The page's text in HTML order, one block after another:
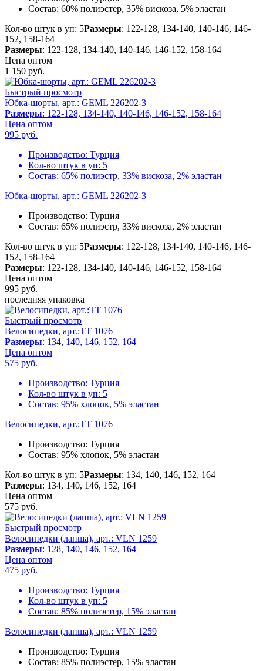
Состав: 60% полиэстер, 35% вискоза, 5% эластан
Кол-во штук в уп: 5Размеры: 122-128, 134-140, 140-146, 146-
152, 158-164
Размеры: 122-128, 134-140, 140-146, 146-152, 158-164
Цена оптом
1 150 руб.
Быстрый просмотр
Юбка-шорты, арт.: GEML 226202-3
Размеры: 122-128, 134-140, 140-146, 146-152, 158-164
Цена оптом
995 руб.
Производство: Турция
Кол-во штук в уп: 5
Состав: 65% полиэстр, 33% вискоза, 2% эластан
Юбка-шорты, арт.: GEML 226202-3
Производство: Турция
Состав: 65% полиэстр, 33% вискоза, 2% эластан
Кол-во штук в уп: 5Размеры: 122-128, 134-140, 140-146, 146-
152, 158-164
Размеры: 122-128, 134-140, 140-146, 146-152, 158-164
Цена оптом
995 руб.
последняя упаковка
Быстрый просмотр
Велосипедки, арт.:TT 1076
Размеры: 134, 140, 146, 152, 164
Цена оптом
575 руб.
Производство: Турция
Кол-во штук в уп: 5
Состав: 95% хлопок, 5% эластан
Велосипедки, арт.:TT 1076
Производство: Турция
Состав: 95% хлопок, 5% эластан
Кол-во штук в уп: 5Размеры: 134, 140, 146, 152, 164
Размеры: 134, 140, 146, 152, 164
Цена оптом
575 руб.
Быстрый просмотр
Велосипедки (лапша), арт.: VLN 1259
Размеры: 128, 140, 146, 152, 164
Цена оптом
475 руб.
Производство: Турция
Кол-во штук в уп: 5
Состав: 85% полиэстер, 15% эластан
Велосипедки (лапша), арт.: VLN 1259
Производство: Турция
Состав: 85% полиэстер, 15% эластан